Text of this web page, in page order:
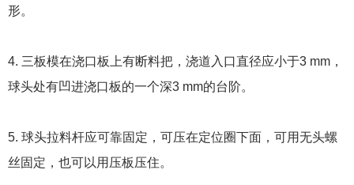
形。
4. 三板模在浇口板上有断料把，浇道入口直径应小于3 mm，
球头处有凹进浇口板的一个深3 mm的台阶。
5. 球头拉料杆应可靠固定，可压在定位圈下面，可用无头螺
丝固定，也可以用压板压住。